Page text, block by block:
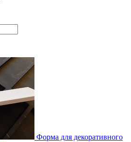
Форма для декоративного